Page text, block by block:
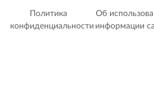
Политика
конфиденциальности
Об
информации